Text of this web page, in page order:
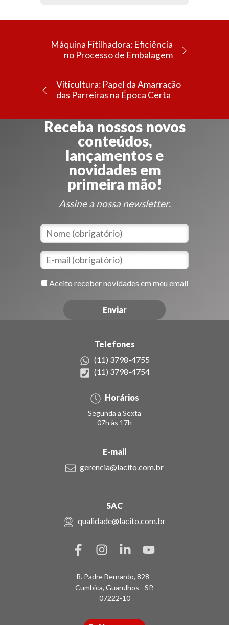
Máquina Fitilhadora: Eficiência
no Processo de Embalagem
Viticultura: Papel da Amarração
das Parreiras na Época Certa
Receba nossos novos
conteúdos,
lançamentos e
novidades em
primeira mão!
Assine a nossa newsletter.
Aceito receber novidades em meu email
Telefones
(11) 3798-4755
(11) 3798-4754
Horários
Segunda a Sexta
07h às 17h
E-mail
gerencia@lacito.com.br
SAC
qualidade@lacito.com.br
R. Padre Bernardo, 828 -
Cumbica, Guarulhos - SP,
07222-10